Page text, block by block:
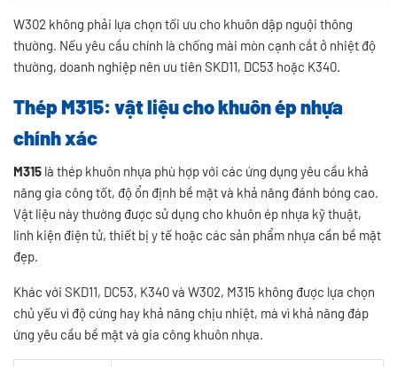
W302 không phải lựa chọn tối ưu cho khuôn dập nguội thông
thường. Nếu yêu cầu chính là chống mài mòn cạnh cắt ở nhiệt độ
thường, doanh nghiệp nên ưu tiên SKD11, DC53 hoặc K340.
Thép M315: vật liệu cho khuôn ép nhựa
chính xác
M315 là thép khuôn nhựa phù hợp với các ứng dụng yêu cầu khả
năng gia công tốt, độ ổn định bề mặt và khả năng đánh bóng cao.
Vật liệu này thường được sử dụng cho khuôn ép nhựa kỹ thuật,
linh kiện điện tử, thiết bị y tế hoặc các sản phẩm nhựa cần bề mặt
đẹp.
Khác với SKD11, DC53, K340 và W302, M315 không được lựa chọn
chủ yếu vì độ cứng hay khả năng chịu nhiệt, mà vì khả năng đáp
ứng yêu cầu bề mặt và gia công khuôn nhựa.